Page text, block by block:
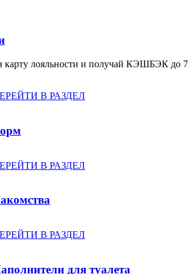
лояльности и получай КЭШБЭК до
В РАЗДЕЛ
В РАЗДЕЛ
В РАЗДЕЛ
для туалета